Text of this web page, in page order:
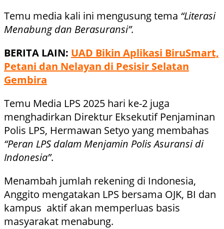
Temu media kali ini mengusung tema “Literasi
Menabung dan Berasuransi”.
BERITA LAIN: UAD Bikin Aplikasi BiruSmart,
Petani dan Nelayan di Pesisir Selatan
Gembira
Temu Media LPS 2025 hari ke-2 juga
menghadirkan Direktur Eksekutif Penjaminan
Polis LPS, Hermawan Setyo yang membahas
“Peran LPS dalam Menjamin Polis Asuransi di
Indonesia”.
Menambah jumlah rekening di Indonesia,
Anggito mengatakan LPS bersama OJK, BI dan
kampus aktif akan memperluas basis
masyarakat menabung.